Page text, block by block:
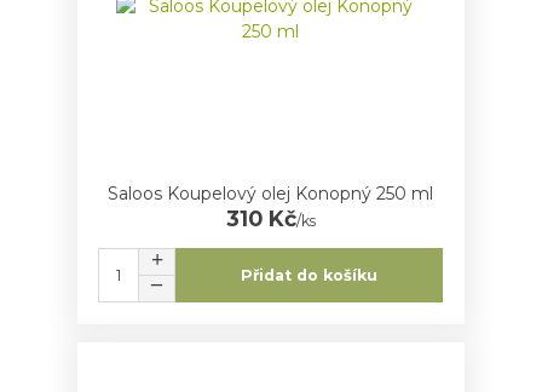
Saloos Koupelový olej Konopný 250 ml
310 Kč/ks
Přidat do košíku